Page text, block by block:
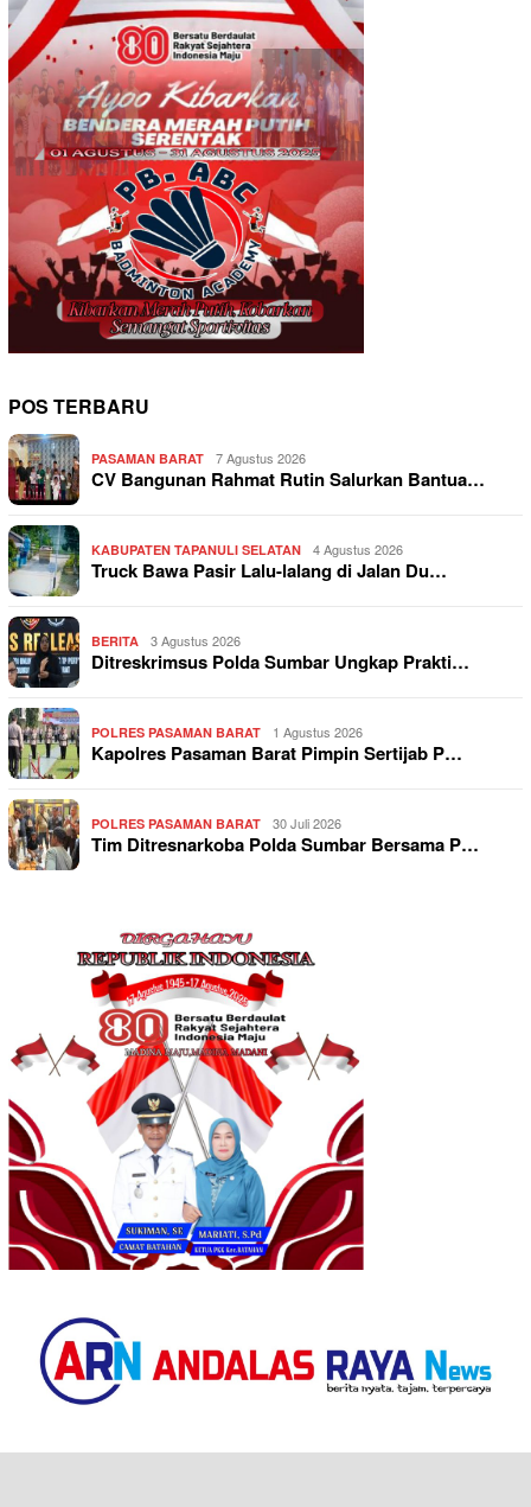
POS TERBARU
PASAMAN BARAT 7 Agustus 2026
CV Bangunan Rahmat Rutin Salurkan Bantua…
KABUPATEN TAPANULI SELATAN 4 Agustus 2026
Truck Bawa Pasir Lalu-lalang di Jalan Du…
BERITA 3 Agustus 2026
Ditreskrimsus Polda Sumbar Ungkap Prakti…
POLRES PASAMAN BARAT 1 Agustus 2026
Kapolres Pasaman Barat Pimpin Sertijab P…
POLRES PASAMAN BARAT 30 Juli 2026
Tim Ditresnarkoba Polda Sumbar Bersama P…